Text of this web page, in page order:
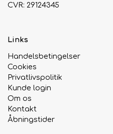
CVR: 29124345
Links
Handelsbetingelser
Cookies
Privatlivspolitik
Kunde login
Om os
Kontakt
Åbningstider